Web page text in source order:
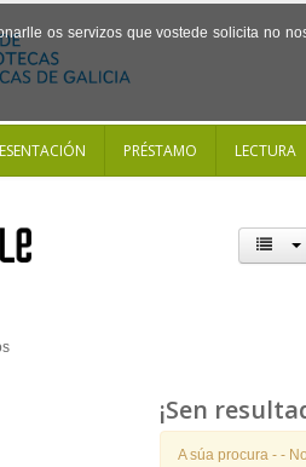
os servizos que vostede solicita no
PRÉSTAMO LECTURA
¡Sen
A súa procura - -